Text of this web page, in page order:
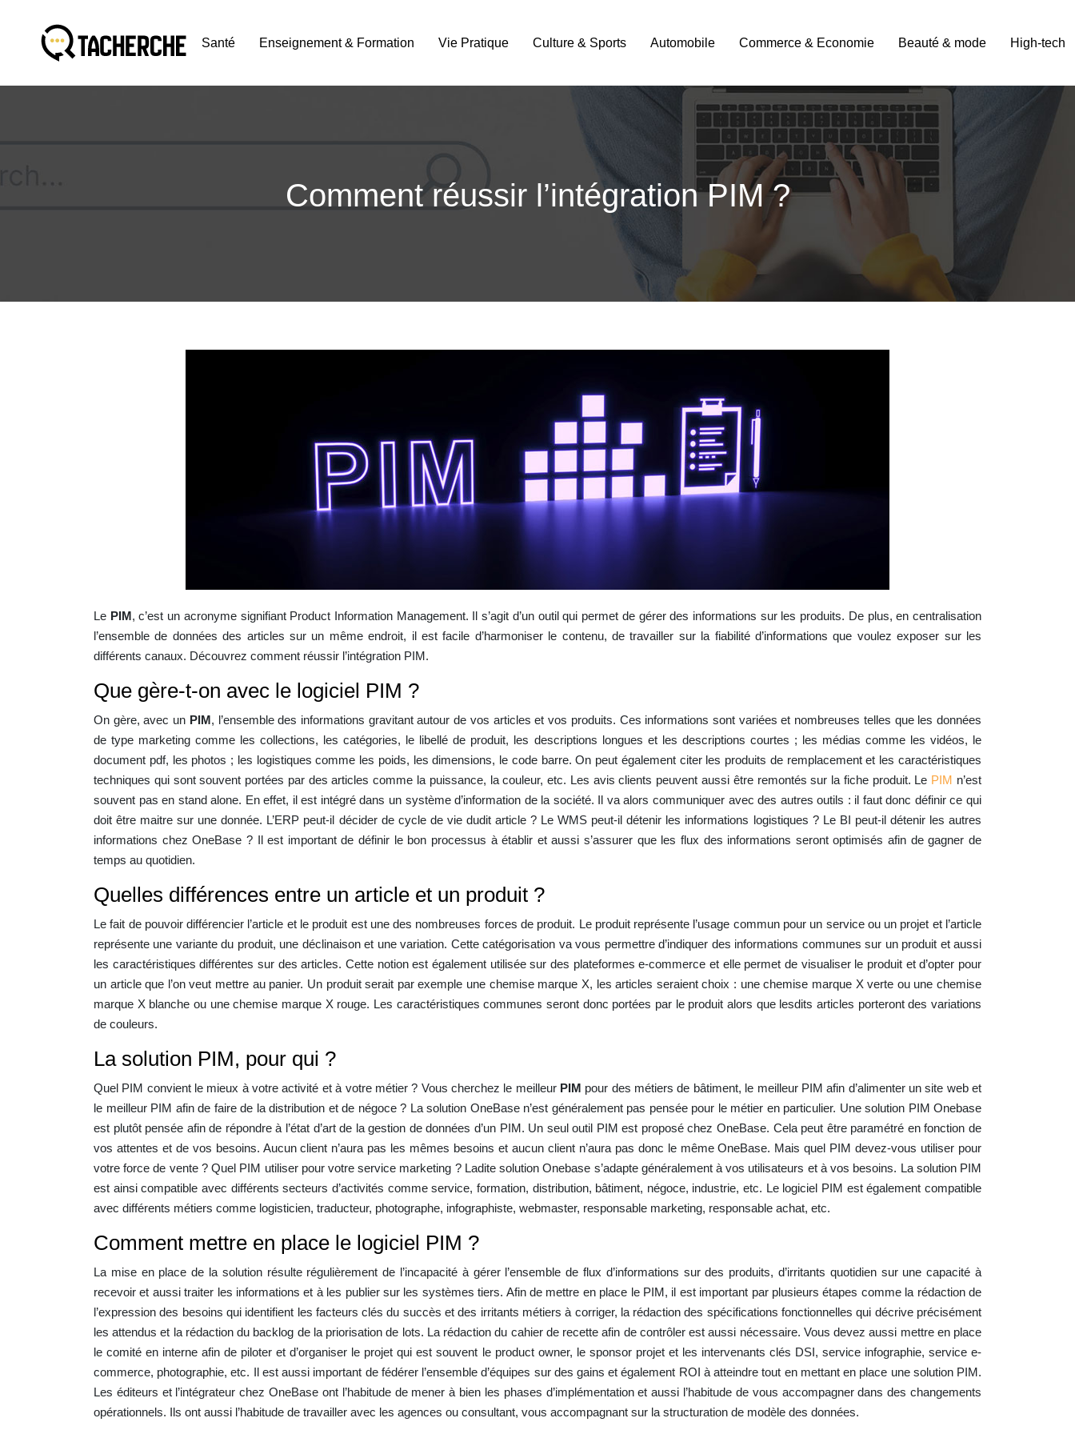
Santé Enseignement & Formation Vie Pratique Culture & Sports Automobile Commerce & Economie Beauté & mode High-tech
Comment réussir l’intégration PIM ?
Le PIM, c’est un acronyme signifiant Product Information Management. Il s’agit d’un outil qui permet de gérer des informations sur les produits. De plus, en centralisation
l’ensemble de données des articles sur un même endroit, il est facile d’harmoniser le contenu, de travailler sur la fiabilité d’informations que voulez exposer sur les
différents canaux. Découvrez comment réussir l’intégration PIM.
Que gère-t-on avec le logiciel PIM ?
On gère, avec un PIM, l’ensemble des informations gravitant autour de vos articles et vos produits. Ces informations sont variées et nombreuses telles que les données
de type marketing comme les collections, les catégories, le libellé de produit, les descriptions longues et les descriptions courtes ; les médias comme les vidéos, le
document pdf, les photos ; les logistiques comme les poids, les dimensions, le code barre. On peut également citer les produits de remplacement et les caractéristiques
techniques qui sont souvent portées par des articles comme la puissance, la couleur, etc. Les avis clients peuvent aussi être remontés sur la fiche produit. Le PIM n’est
souvent pas en stand alone. En effet, il est intégré dans un système d’information de la société. Il va alors communiquer avec des autres outils : il faut donc définir ce qui
doit être maitre sur une donnée. L’ERP peut-il décider de cycle de vie dudit article ? Le WMS peut-il détenir les informations logistiques ? Le BI peut-il détenir les autres
informations chez OneBase ? Il est important de définir le bon processus à établir et aussi s’assurer que les flux des informations seront optimisés afin de gagner de
temps au quotidien.
Quelles différences entre un article et un produit ?
Le fait de pouvoir différencier l’article et le produit est une des nombreuses forces de produit. Le produit représente l’usage commun pour un service ou un projet et l’article
représente une variante du produit, une déclinaison et une variation. Cette catégorisation va vous permettre d’indiquer des informations communes sur un produit et aussi
les caractéristiques différentes sur des articles. Cette notion est également utilisée sur des plateformes e-commerce et elle permet de visualiser le produit et d’opter pour
un article que l’on veut mettre au panier. Un produit serait par exemple une chemise marque X, les articles seraient choix : une chemise marque X verte ou une chemise
marque X blanche ou une chemise marque X rouge. Les caractéristiques communes seront donc portées par le produit alors que lesdits articles porteront des variations
de couleurs.
La solution PIM, pour qui ?
Quel PIM convient le mieux à votre activité et à votre métier ? Vous cherchez le meilleur PIM pour des métiers de bâtiment, le meilleur PIM afin d’alimenter un site web et
le meilleur PIM afin de faire de la distribution et de négoce ? La solution OneBase n’est généralement pas pensée pour le métier en particulier. Une solution PIM Onebase
est plutôt pensée afin de répondre à l’état d’art de la gestion de données d’un PIM. Un seul outil PIM est proposé chez OneBase. Cela peut être paramétré en fonction de
vos attentes et de vos besoins. Aucun client n’aura pas les mêmes besoins et aucun client n’aura pas donc le même OneBase. Mais quel PIM devez-vous utiliser pour
votre force de vente ? Quel PIM utiliser pour votre service marketing ? Ladite solution Onebase s’adapte généralement à vos utilisateurs et à vos besoins. La solution PIM
est ainsi compatible avec différents secteurs d’activités comme service, formation, distribution, bâtiment, négoce, industrie, etc. Le logiciel PIM est également compatible
avec différents métiers comme logisticien, traducteur, photographe, infographiste, webmaster, responsable marketing, responsable achat, etc.
Comment mettre en place le logiciel PIM ?
La mise en place de la solution résulte régulièrement de l’incapacité à gérer l’ensemble de flux d’informations sur des produits, d’irritants quotidien sur une capacité à
recevoir et aussi traiter les informations et à les publier sur les systèmes tiers. Afin de mettre en place le PIM, il est important par plusieurs étapes comme la rédaction de
l’expression des besoins qui identifient les facteurs clés du succès et des irritants métiers à corriger, la rédaction des spécifications fonctionnelles qui décrive précisément
les attendus et la rédaction du backlog de la priorisation de lots. La rédaction du cahier de recette afin de contrôler est aussi nécessaire. Vous devez aussi mettre en place
le comité en interne afin de piloter et d’organiser le projet qui est souvent le product owner, le sponsor projet et les intervenants clés DSI, service infographie, service e-
commerce, photographie, etc. Il est aussi important de fédérer l’ensemble d’équipes sur des gains et également ROI à atteindre tout en mettant en place une solution PIM.
Les éditeurs et l’intégrateur chez OneBase ont l’habitude de mener à bien les phases d’implémentation et aussi l’habitude de vous accompagner dans des changements
opérationnels. Ils ont aussi l’habitude de travailler avec les agences ou consultant, vous accompagnant sur la structuration de modèle des données.